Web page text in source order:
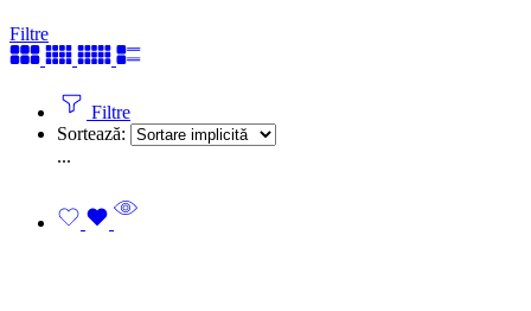
Filtre
Filtre
Sortează:
...